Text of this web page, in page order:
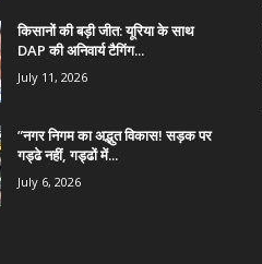
किसानों की बड़ी जीत: यूरिया के साथ
DAP की अनिवार्य टैगिंग...
July 11, 2026
​”नगर निगम का अद्भुत विकास! सड़क पर
गड्ढे नहीं, गड्ढों में...
July 6, 2026